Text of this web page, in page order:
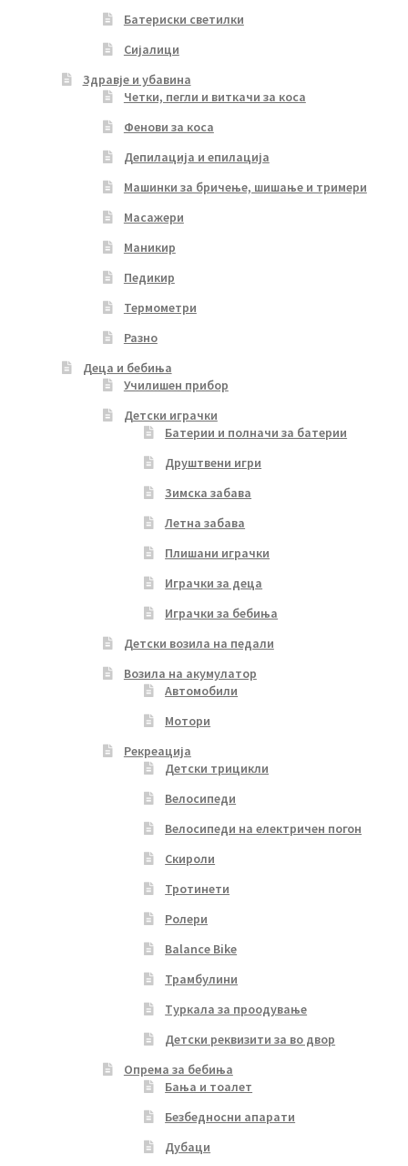
Батериски светилки
Сијалици
Здравје и убавина
Четки, пегли и виткачи за коса
Фенови за коса
Депилација и епилација
Машинки за бричење, шишање и тримери
Масажери
Маникир
Педикир
Термометри
Разно
Деца и бебиња
Училишен прибор
Детски играчки
Батерии и полначи за батерии
Друштвени игри
Зимска забава
Летна забава
Плишани играчки
Играчки за деца
Играчки за бебиња
Детски возила на педали
Возила на акумулатор
Автомобили
Мотори
Рекреација
Детски трицикли
Велосипеди
Велосипеди на електричен погон
Скироли
Тротинети
Ролери
Balance Bike
Трамбулини
Туркала за проодување
Детски реквизити за во двор
Опрема за бебиња
Бања и тоалет
Безбедносни апарати
Дубаци